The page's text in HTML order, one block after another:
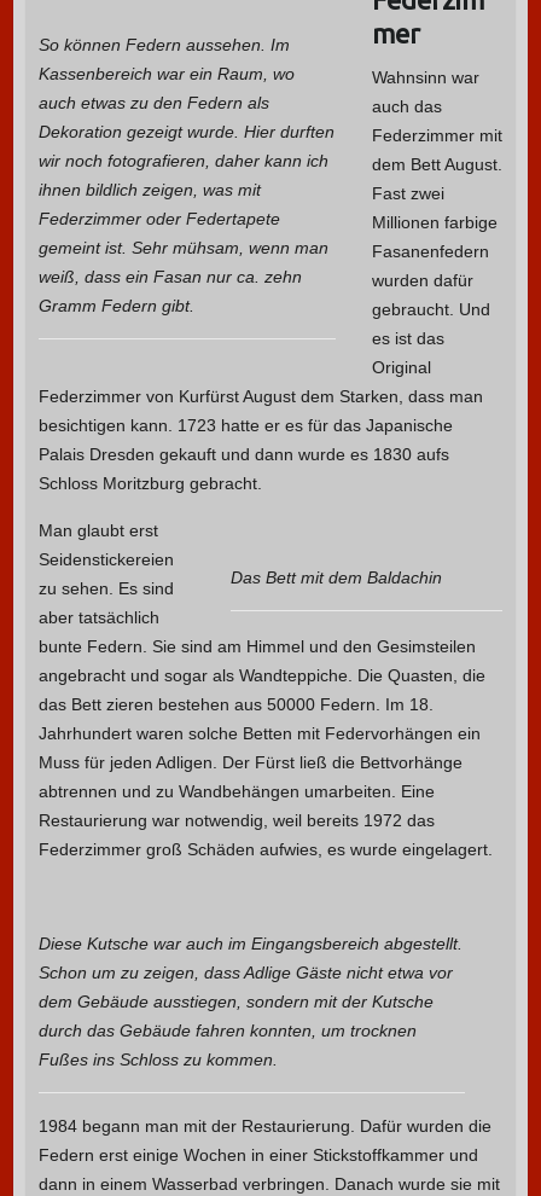
So können Federn aussehen. Im
Kassenbereich war ein Raum, wo
auch etwas zu den Federn als
Dekoration gezeigt wurde. Hier durften
wir noch fotografieren, daher kann ich
ihnen bildlich zeigen, was mit
Federzimmer oder Federtapete
gemeint ist. Sehr mühsam, wenn man
weiß, dass ein Fasan nur ca. zehn
Gramm Federn gibt.
mer
Wahnsinn war
auch das
Federzimmer mit
dem Bett August.
Fast zwei
Millionen farbige
Fasanenfedern
wurden dafür
gebraucht. Und
es ist das
Original
Federzimmer von Kurfürst August dem Starken, dass man
besichtigen kann. 1723 hatte er es für das Japanische
Palais Dresden gekauft und dann wurde es 1830 aufs
Schloss Moritzburg gebracht.
Das Bett mit dem Baldachin
Man glaubt erst
Seidenstickereien
zu sehen. Es sind
aber tatsächlich
bunte Federn. Sie sind am Himmel und den Gesimsteilen
angebracht und sogar als Wandteppiche. Die Quasten, die
das Bett zieren bestehen aus 50000 Federn. Im 18.
Jahrhundert waren solche Betten mit Federvorhängen ein
Muss für jeden Adligen. Der Fürst ließ die Bettvorhänge
abtrennen und zu Wandbehängen umarbeiten. Eine
Restaurierung war notwendig, weil bereits 1972 das
Federzimmer groß Schäden aufwies, es wurde eingelagert.
Diese Kutsche war auch im Eingangsbereich abgestellt.
Schon um zu zeigen, dass Adlige Gäste nicht etwa vor
dem Gebäude ausstiegen, sondern mit der Kutsche
durch das Gebäude fahren konnten, um trocknen
Fußes ins Schloss zu kommen.
1984 begann man mit der Restaurierung. Dafür wurden die
Federn erst einige Wochen in einer Stickstoffkammer und
dann in einem Wasserbad verbringen. Danach wurde sie mit